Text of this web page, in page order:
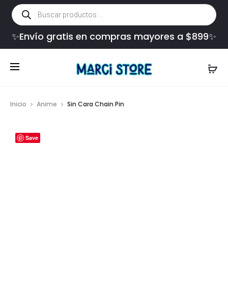
Búsqueda
de
productos
✨Envío gratis en compras mayores a $899✨
Inicio Anime Sin Cara Chain Pin
Save